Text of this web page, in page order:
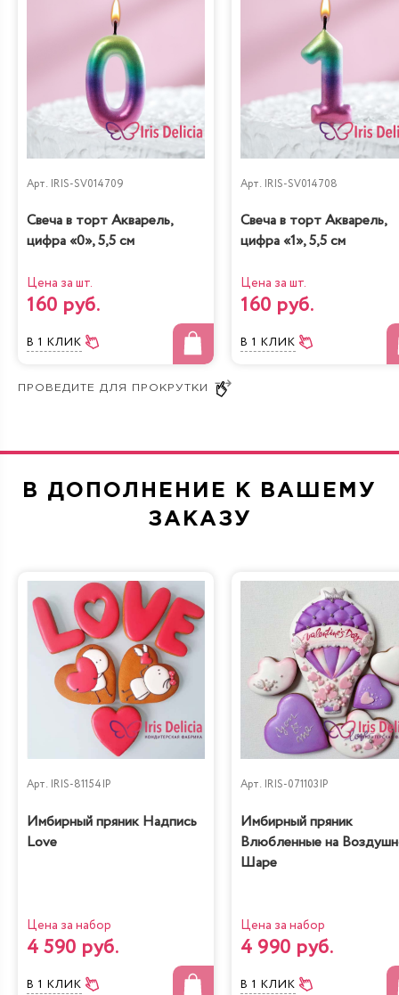
Груша-кофе-
шоколад
Наполеон
Классический
Диетическая с
вишней
Карамель&Шоколад
Морковная Сливочно-фруктовая
Прага Фисташка-Малина
Арт. IRIS-SV014709
Свеча в торт Акварель,
цифра «0», 5,5 см
Цена за шт.
160 руб.
В 1 КЛИК
Арт. IRIS-SV014708
Свеча в торт Акварель,
цифра «1», 5,5 см
Цена за шт.
160 руб.
В 1 КЛИК
В ДОПОЛНЕНИЕ К ВАШЕМУ
ЗАКАЗУ
Арт. IRIS-81154IP
Имбирный пряник Надпись
Love
Цена за набор
4 590 руб.
В 1 КЛИК
Арт. IRIS-071103IP
Имбирный пряник
Влюбленные на
Шаре
Цена за набор
4 990 руб.
В 1 КЛИК